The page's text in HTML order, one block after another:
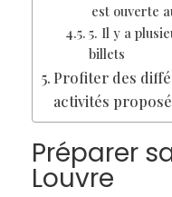
est ouverte
5. Il y a
billets
Profiter des
activités
Préparer
Louvre